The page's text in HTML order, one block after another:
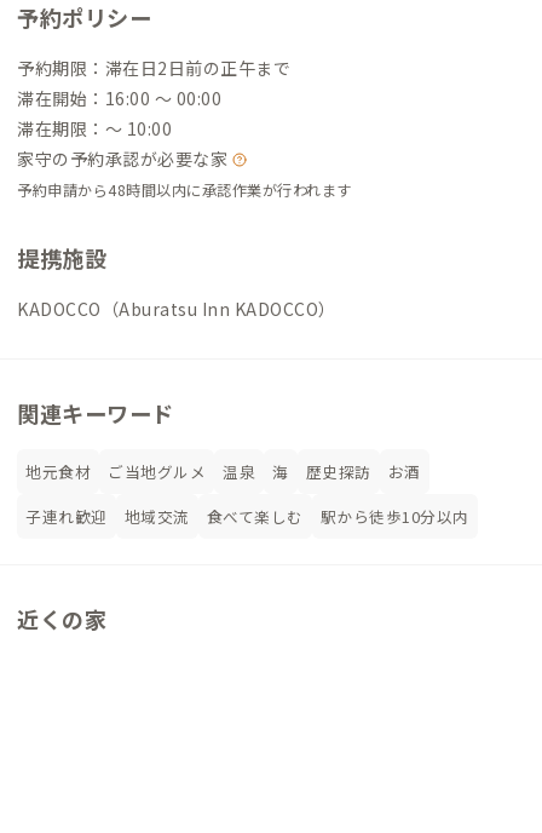
予約ポリシー
予約期限：滞在日2日前の正午まで
滞在開始：16:00 〜 00:00
滞在期限：〜 10:00
家守の予約承認が必要な家
予約申請から48時間以内に承認作業が行われます
提携施設
KADOCCO（Aburatsu Inn KADOCCO）
関連キーワード
地元食材 ご当地グルメ 温泉 海 歴史探訪
お酒
子連れ歓迎
地域交流 食べて楽しむ 駅から徒歩10分以内
近くの家